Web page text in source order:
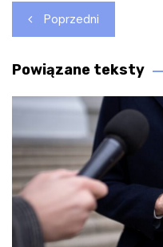
Nawigacja
wpisu
Poprzedni
Powiązane teksty